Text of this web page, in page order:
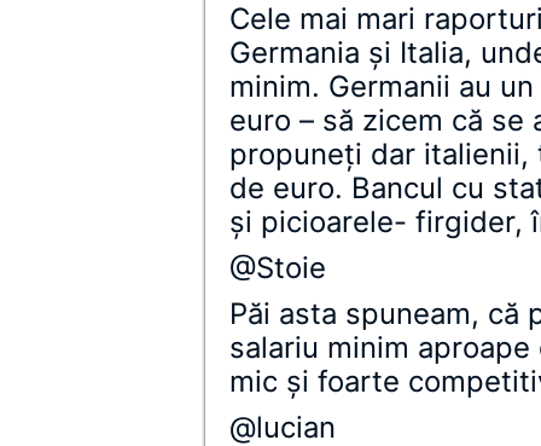
Cele mai mari
Germania şi Italia,
minim. Germanii au
euro – să zicem că
propuneţi dar italienii,
de euro. Bancul cu
şi picioarele- firgider,
@Stoie
Păi asta spuneam, că
salariu minim
mic şi foarte
@lucian